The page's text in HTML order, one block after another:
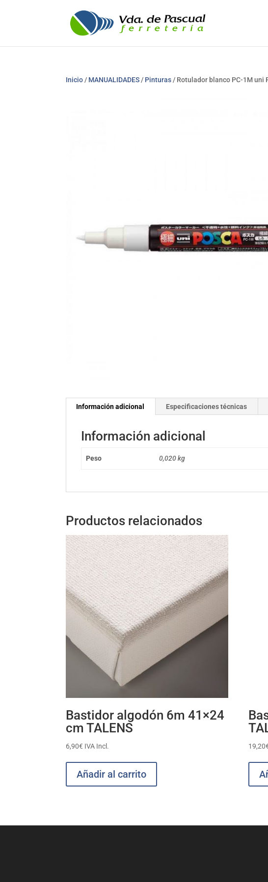
Inicio / MANUALIDADES / Pinturas / Rotulador blanco PC-1M uni
Información adicional Especificaciones técnicas
Información adicional
Peso 0,020 kg
Productos relacionados
Bastidor algodón 6m 41×24
cm TALENS
6,90€ IVA Incl.
Añadir al carrito
19,20